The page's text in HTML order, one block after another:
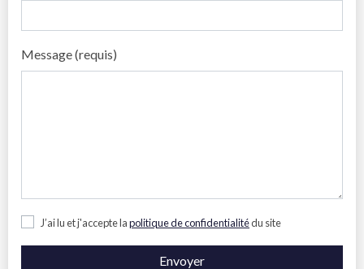
Message (requis)
J’ai lu et j'accepte lapolitique de confidentialitédu site
Envoyer